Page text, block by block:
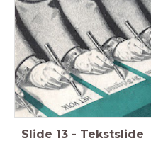
Slide 13 - Tekstslide